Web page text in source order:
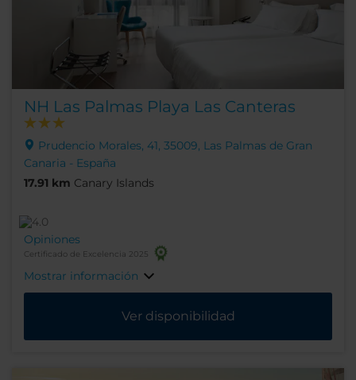
NH Las Palmas Playa Las Canteras
Prudencio Morales, 41, 35009, Las Palmas de Gran
Canaria - España
17.91 km Canary Islands
Opiniones
Certificado de Excelencia 2025
Mostrar información
Ver disponibilidad